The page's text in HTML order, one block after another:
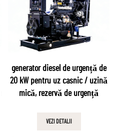
generator diesel de urgență de
20 kW pentru uz casnic / uzină
mică, rezervă de urgență
VEZI DETALII